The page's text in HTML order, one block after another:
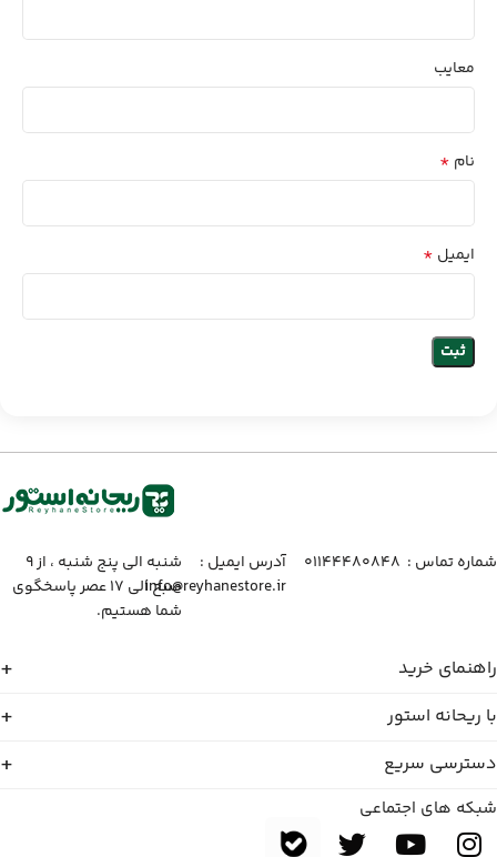
معایب
نام *
ایمیل *
شماره تماس :‌ ۰۱۱۴۴۴۸۰۸۴۸
آدرس ایمیل :‌
info@reyhanestore.ir
شنبه الی پنج شنبه ، از ۹
صبح الی ۱۷ عصر پاسخگوی
شما هستیم.
راهنمای خرید
با ریحانه استور
دسترسی سریع
شبکه های اجتماعی